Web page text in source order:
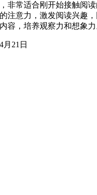
非常适合刚开始接触阅
注意力，激发阅读兴趣
容，培养观察力和想象
月21日